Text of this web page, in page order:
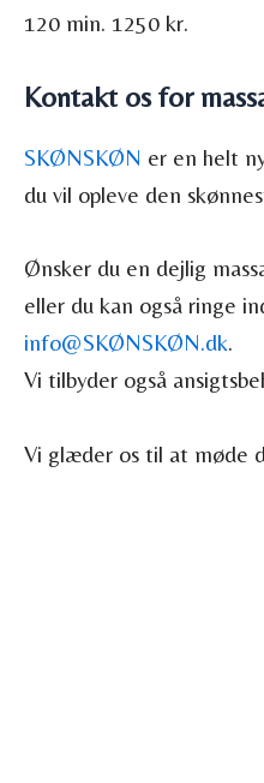
120 min. 1250 kr.
Kontakt os for
SKØNSKØN er en helt
du vil opleve den
Ønsker du en dejlig
eller du kan også ringe
info@SKØNSKØN.dk.
Vi tilbyder også
Vi glæder os til at møde